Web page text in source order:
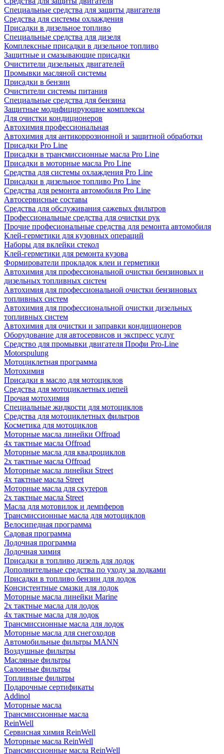
Специальныe средства для защиты двигателя
Средства для системы охлаждения
Присадки в дизельное топливо
Спeциальные средства для дизеля
Комплексные присадки в дизельное топливо
Защитные и смазывающие присадки
Очистители дизельных двигателей
Промывки масляной системы
Присадки в бензин
Очистители системы питания
Специальные срeдства для бензина
Защитные модифицирующие комплексы
Для очистки кондиционеров
Автохимия профессиональная
Автохимия для антикоррозионной и защитной обработки
Присадки Pro Line
Присадки в трансмиссионные масла Pro Line
Присадки в моторные масла Pro Line
Средства для системы охлаждения Pro Line
Присадки в дизельное топливо Pro Line
Средства для ремонта автомобиля Pro Line
Автосервисные составы
Средства для обслуживания сажевых фильтров
Профессиональные средства для очистки рук
Прочие професиональные средства для ремонта автомобиля
Клей-герметики для кузовных операций
Наборы для вклейки стекол
Клей-герметики для ремонта кузова
Формирователи прокладок клеи и герметики
Автохимия для профессиональной очистки бензиновых и
дизельных топливных систем
Автохимия для профессиональной очистки бензиновых
топливных систем
Автохимия для профессиональной очистки дизельных
топливных систем
Автохимия для очистки и заправки кондиционеров
Оборудование для автосервисов и экспресс услуг
Средство для промывки двигателя Профи Pro-Line
Motorspulung
Мотоциклетная программа
Мотохимия
Присадки в масло для мотоциклов
Средства для мотоциклетных цепей
Прочая мотохимия
Специальные жидкости для мотоциклов
Средства для мотоциклетных фильтров
Косметика для мотоциклов
Моторные масла линейки Offroad
4х тактные масла Offroad
Моторные масла для квадроциклов
2х тактные масла Offroad
Моторные масла линейки Street
4х тактные масла Street
Моторные масла для скутеров
2х тактные масла Street
Масла для мотовилок и демпферов
Трансмиссионные масла для мотоциклов
Велосипедная программа
Садовая программа
Лодочная программа
Лодочная химия
Присадки в топливо дизель для лодок
Дополнительные средства по уходу за лодками
Присадки в топливо бензин для лодок
Консистентные смазки для лодок
Моторные масла линейки Marine
2х тактные масла для лодок
4х тактные масла для лодок
Трансмиссионные масла для лодок
Моторные масла для снегоходов
Автомобильные фильтры MANN
Воздушные фильтры
Масляные фильтры
Салонные фильтры
Топливные фильтры
Подарочные сертификаты
Addinol
Моторные масла
Трансмиссионные масла
ReinWell
Сервисная химия ReinWell
Моторные масла ReinWell
Трансмиссионные масла ReinWell